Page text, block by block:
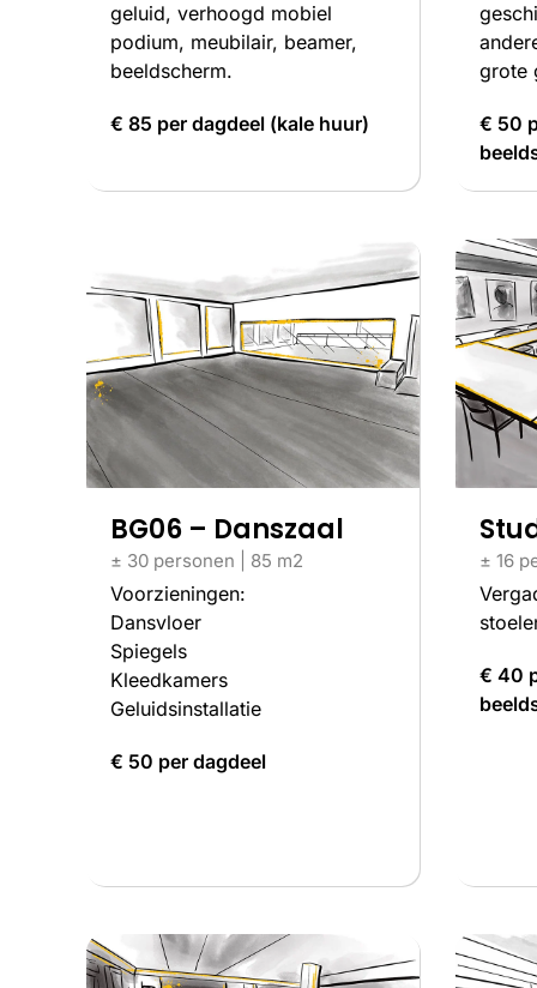
geluid, verhoogd mobiel
podium, meubilair, beamer,
beeldscherm.
€ 85 per dagdeel (kale huur)
grote
€ 50
BG06 – Danszaal
± 30 personen | 85 m2
Voorzieningen:
Dansvloer
Spiegels
Kleedkamers
Geluidsinstallatie
€ 50 per dagdeel
± 16
€ 40